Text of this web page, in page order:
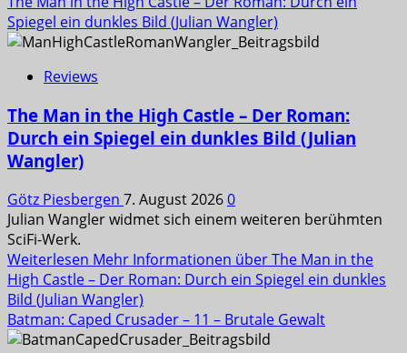
Spiegel ein dunkles Bild (Julian Wangler)
Reviews
The Man in the High Castle – Der Roman:
Durch ein Spiegel ein dunkles Bild (Julian
Wangler)
Götz Piesbergen 7. August 20260
Julian Wangler widmet sich einem weiteren berühmten
SciFi-Werk.
Weiterlesen Mehr Informationen über The Man in the
High Castle – Der Roman: Durch ein Spiegel ein dunkles
Bild (Julian Wangler)
Batman: Caped Crusader – 11 – Brutale Gewalt